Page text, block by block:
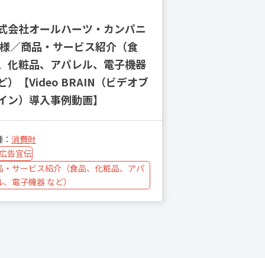
会社オールハーツ・カンパニ
／商品・サービス紹介（食
化粧品、アパレル、電子機器
）【Video BRAIN（ビデオブ
ン）導入事例動画】
：消費財
告宣伝
・サービス紹介（食品、化粧品、アパ
、電子機器 など）